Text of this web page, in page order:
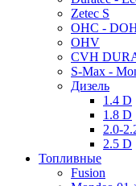
Zetec S
OHC -
OHV
CVH
S-Max -
Дизель
1.4 D
1.8 D
2.0-
2.5 D
Топливные
Fusion